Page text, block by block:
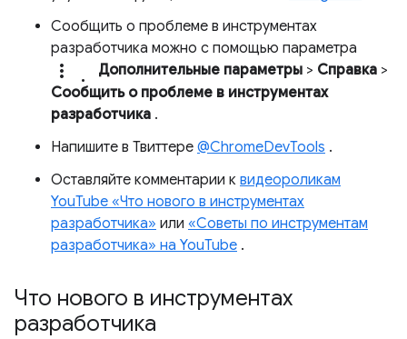
Сообщить о проблеме в инструментах
разработчика можно с помощью параметра
more_vert. Дополнительные параметры > Справка >
Сообщить о проблеме в инструментах
разработчика .
Напишите в Твиттере @ChromeDevTools .
Оставляйте комментарии к видеороликам
YouTube «Что нового в инструментах
разработчика» или «Советы по инструментам
разработчика» на YouTube .
Что нового в инструментах
разработчика